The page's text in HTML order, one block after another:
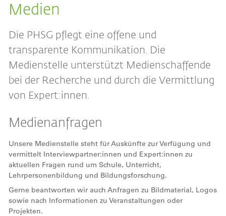
Medien
Die PHSG pflegt eine offene und
transparente Kommunikation. Die
Medienstelle unterstützt Medienschaffende
bei der Recherche und durch die Vermittlung
von Expert:innen.
Medienanfragen
Unsere Medienstelle steht für Auskünfte zur Verfügung und
vermittelt Interviewpartner:innen und Expert:innen zu
aktuellen Fragen rund um Schule, Unterricht,
Lehrpersonenbildung und Bildungsforschung.
Gerne beantworten wir auch Anfragen zu Bildmaterial, Logos
sowie nach Informationen zu Veranstaltungen oder
Projekten.